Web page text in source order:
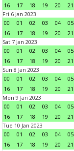
16
17 18 19 20 21
Fri 6 Jan 2023
00
01 02 03 04 05
16
17 18 19 20 21
Sat 7 Jan 2023
00
01 02 03 04 05
16
17 18 19 20 21
Sun 8 Jan 2023
00
01 02 03 04 05
16
17 18 19 20 21
Mon 9 Jan 2023
00
01 02 03 04 05
16
17 18 19 20 21
Tue 10 Jan 2023
00
01 02 03 04 05
16
17 18 19 20 21